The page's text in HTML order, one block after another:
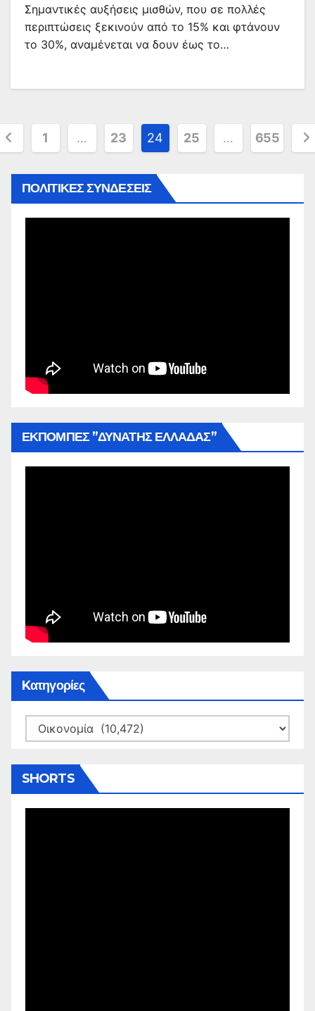
Σημαντικές αυξήσεις μισθών, που σε πολλές
περιπτώσεις ξεκινούν από το 15% και φτάνουν
το 30%, αναμένεται να δουν έως το…
1 … 23 24 25 … 655
ΠΟΛΙΤΙΚΕΣ ΣΥΝΔΕΣΕΙΣ
ΕΚΠΟΜΠΕΣ ”ΔΥΝΑΤΗΣ ΕΛΛΑΔΑΣ”
Kατηγορίες
Kατηγορίες
SHORTS